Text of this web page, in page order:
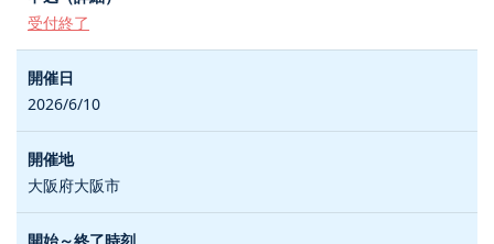
受付終了
2026/6/10
大阪府大阪市